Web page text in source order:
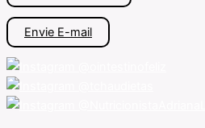
Envie E-mail